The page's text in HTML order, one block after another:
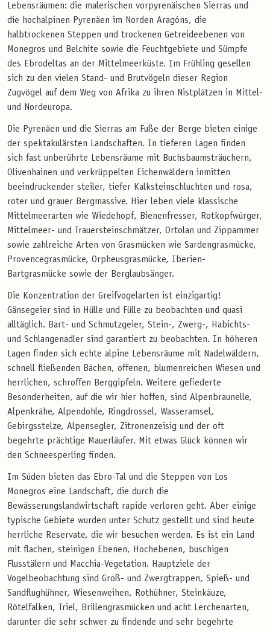
Lebensräumen: die malerischen vorpyrenäischen Sierras und
die hochalpinen Pyrenäen im Norden Aragóns, die
halbtrockenen Steppen und trockenen Getreideebenen von
Monegros und Belchite sowie die Feuchtgebiete und Sümpfe
des Ebrodeltas an der Mittelmeerküste. Im Frühling gesellen
sich zu den vielen Stand- und Brutvögeln dieser Region
Zugvögel auf dem Weg von Afrika zu ihren Nistplätzen in Mittel-
und Nordeuropa.
Die Pyrenäen und die Sierras am Fuße der Berge bieten einige
der spektakulärsten Landschaften. In tieferen Lagen finden
sich fast unberührte Lebensräume mit Buchsbaumsträuchern,
Olivenhainen und verkrüppelten Eichenwäldern inmitten
beeindruckender steiler, tiefer Kalksteinschluchten und rosa,
roter und grauer Bergmassive. Hier leben viele klassische
Mittelmeerarten wie Wiedehopf, Bienenfresser, Rotkopfwürger,
Mittelmeer- und Trauersteinschmätzer, Ortolan und Zippammer
sowie zahlreiche Arten von Grasmücken wie Sardengrasmücke,
Provencegrasmücke, Orpheusgrasmücke, Iberien-
Bartgrasmücke sowie der Berglaubsänger.
Die Konzentration der Greifvogelarten ist einzigartig!
Gänsegeier sind in Hülle und Fülle zu beobachten und quasi
alltäglich. Bart- und Schmutzgeier, Stein-, Zwerg-, Habichts-
und Schlangenadler sind garantiert zu beobachten. In höheren
Lagen finden sich echte alpine Lebensräume mit Nadelwäldern,
schnell fließenden Bächen, offenen, blumenreichen Wiesen und
herrlichen, schroffen Berggipfeln. Weitere gefiederte
Besonderheiten, auf die wir hier hoffen, sind Alpenbraunelle,
Alpenkrähe, Alpendohle, Ringdrossel, Wasseramsel,
Gebirgsstelze, Alpensegler, Zitronenzeisig und der oft
begehrte prächtige Mauerläufer. Mit etwas Glück können wir
den Schneesperling finden.
Im Süden bieten das Ebro-Tal und die Steppen von Los
Monegros eine Landschaft, die durch die
Bewässerungslandwirtschaft rapide verloren geht. Aber einige
typische Gebiete wurden unter Schutz gestellt und sind heute
herrliche Reservate, die wir besuchen werden. Es ist ein Land
mit flachen, steinigen Ebenen, Hochebenen, buschigen
Flusstälern und Macchia-Vegetation. Hauptziele der
Vogelbeobachtung sind Groß- und Zwergtrappen, Spieß- und
Sandflughühner, Wiesenweihen, Rothühner, Steinkäuze,
Rötelfalken, Triel, Brillengrasmücken und acht Lerchenarten,
darunter die sehr schwer zu findende und sehr begehrte